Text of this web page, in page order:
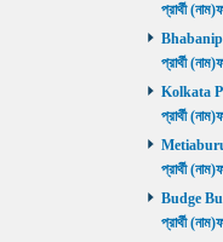
প্রার্থী
প্রার্থী
Kolkata
প্রার্থী
Metiaburuz
প্রার্থী
Budge
প্রার্থী